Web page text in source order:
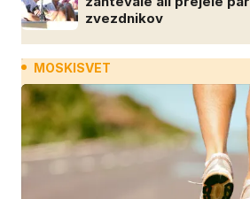
zvezdnikov
MOSKISVET